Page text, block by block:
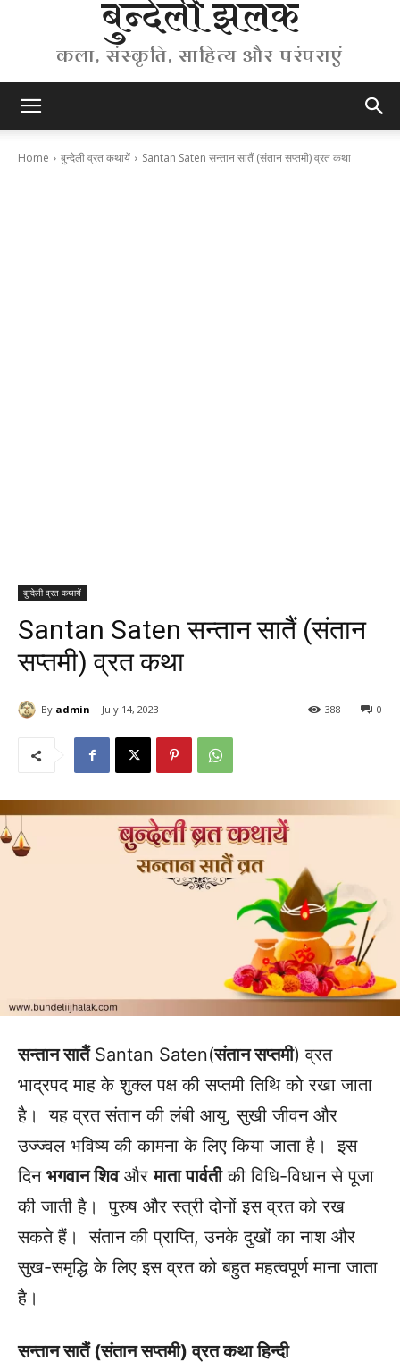
बुन्देली झलक
कला, संस्कृति, साहित्य और परंपराएं
Home बुन्देली व्रत कथायें Santan Saten सन्तान सातैं (संतान सप्तमी) व्रत कथा
बुन्देली व्रत कथायें
Santan Saten सन्तान सातैं (संतान
सप्तमी) व्रत कथा
By admin July 14, 2023 0
388
सन्तान सातैंSantan Saten(संतान सप्तमी) व्रत
भाद्रपद माह के शुक्ल पक्ष की सप्तमी तिथि को रखा जाता
है। यह व्रत संतान की लंबी आयु, सुखी जीवन और
उज्ज्वल भविष्य की कामना के लिए किया जाता है। इस
दिन भगवान शिवऔरमाता पार्वतीकी विधि-विधान से पूजा
की जाती है। पुरुष और स्त्री दोनों इस व्रत को रख
सकते हैं। संतान की प्राप्ति, उनके दुखों का नाश और
सुख-समृद्धि के लिए इस व्रत को बहुत महत्वपूर्ण माना जाता
है।
सन्तान सातैं (संतान सप्तमी) व्रत कथा हिन्दी